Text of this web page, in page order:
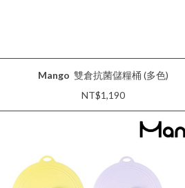
Mango 雙倉抗菌儲糧桶 (多色)
NT$1,190